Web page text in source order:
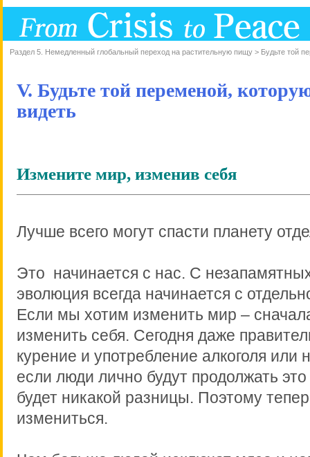
Раздел 5. Немедленный глобальный переход на растительную пищу > Будьте той
V. Будьте той переменой,
видеть
Измените мир, изменив себя
Лучше всего могут спасти планету
Это начинается с нас. С
эволюция всегда начинается с
Если мы хотим изменить мир –
изменить себя. Сегодня даже
курение и употребление алкоголя или
если люди лично будут продолжать
будет никакой разницы. Поэтому
измениться.